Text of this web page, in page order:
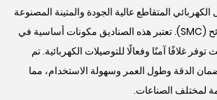
المتقاطع عالية الجودة والمتينة المصنوعة
من مركب صب الصفائح (SMC). تعتبر هذه الصناديق مكونات أساسية في
توفر غلافًا آمنًا وفعالًا للتوصيلات الكهربائية. تم
الدقة وطول العمر وسهولة الاستخدام، مما
لمختلف الصناعات.